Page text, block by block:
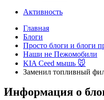
Активность
Главная
Блоги
Просто блоги и блоги
Наши не Пежомобили
KIA Ceed мышь 🐭
Заменил топливный
Информация о